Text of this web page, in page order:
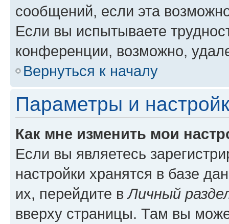
сообщений, если эта
Если вы испытываете
конференции, возможно,
Вернуться к началу
Параметры и
Как мне изменить мои
Если вы являетесь
настройки хранятся в базе
их, перейдите вЛичный
вверху страницы. Там вы